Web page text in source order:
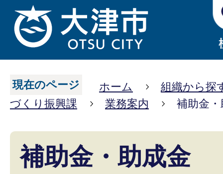
現在のページ ホーム
組織から探
づくり振興課
業務案内 補助金
補助金・助成金